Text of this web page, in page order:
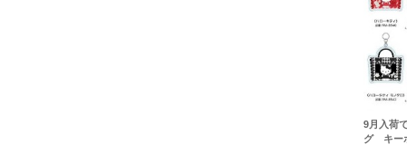
9月入荷
グ キー